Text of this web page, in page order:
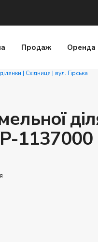
Продаж Оренда
| Східниця | вул. Гірська
1137000